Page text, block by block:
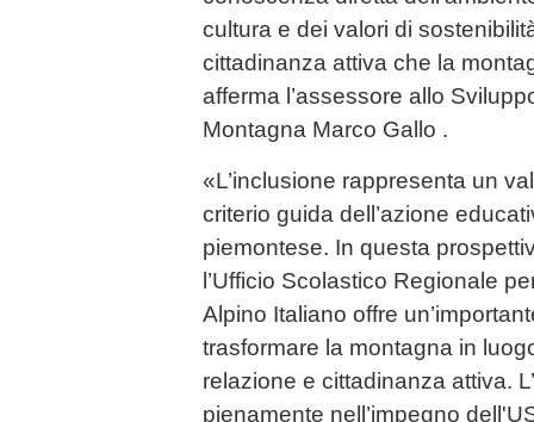
cultura e dei valori di
cittadinanza attiva che la
afferma l’assessore allo
Montagna Marco Gallo .
«L’inclusione rappresenta un
criterio guida dell’azione
piemontese. In questa
l’Ufficio Scolastico Regionale
Alpino Italiano offre
trasformare la montagna in
relazione e cittadinanza attiva.
pienamente nell’impegno